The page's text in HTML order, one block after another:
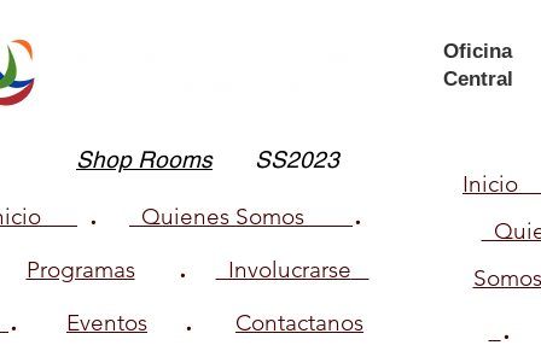
Shop Rooms SS2023
Oficina
Central
. Quienes Somos .
Programas . Involucrarse
. Eventos . Contactanos
Somos